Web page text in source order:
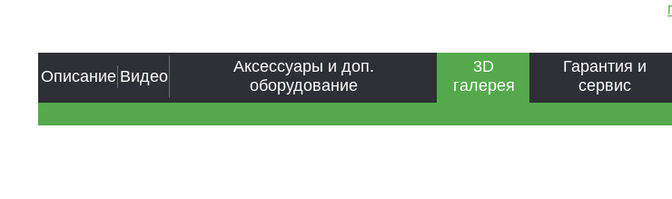
Описание Видео
Аксессуары и доп.
оборудование
3D
галерея
Гарантия и
сервис